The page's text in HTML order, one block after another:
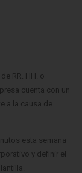
RR. HH. o
cuenta con un
a la causa de
esta semana
y definir el